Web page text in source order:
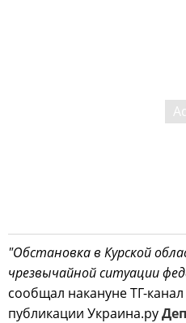
"Обстановка в Курской
чрезвычайной ситуации
сообщал накануне ТГ-
публикации Украина.ру